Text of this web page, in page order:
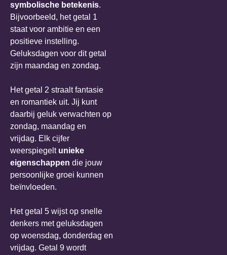
symbolische betekenis.
Bijvoorbeeld, het getal 1
staat voor ambitie en een
positieve instelling.
Geluksdagen voor dit getal
zijn maandag en zondag.
Het getal 2 straalt fantasie
en romantiek uit. Jij kunt
daarbij geluk verwachten op
zondag, maandag en
vrijdag. Elk cijfer
weerspiegelt unieke
eigenschappen die jouw
persoonlijke groei kunnen
beïnvloeden.
Het getal 5 wijst op snelle
denkers met geluksdagen
op woensdag, donderdag en
vrijdag. Getal 9 wordt